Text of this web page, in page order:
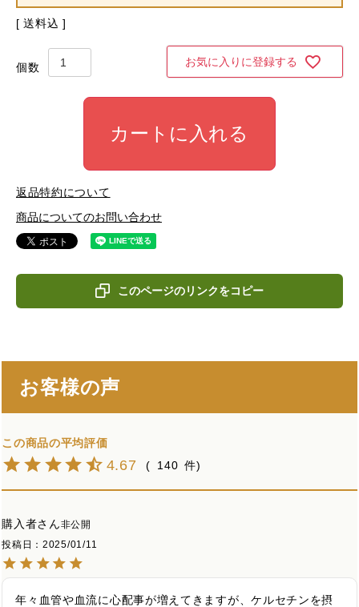
送料込
お気に入りに登録する
カートに入れる
返品特約について
商品についてのお問い合わせ
このページのリンクをコピー
お客様の声
4.67 140
購入者
非公開
投稿日
2025/01/11
年々血管や血流に心配事が増えてきますが、ケルセチンを摂